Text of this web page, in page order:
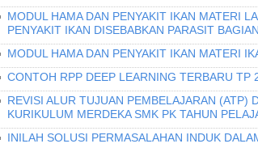
MODUL HAMA DAN PENYAKIT IKAN MATERI
PENYAKIT IKAN DISEBABKAN PARASIT
MODUL HAMA DAN PENYAKIT IKAN MATERI
CONTOH RPP DEEP LEARNING TERBARU TP
REVISI ALUR TUJUAN PEMBELAJARAN (ATP)
KURIKULUM MERDEKA SMK PK TAHUN
INILAH SOLUSI PERMASALAHAN INDUK